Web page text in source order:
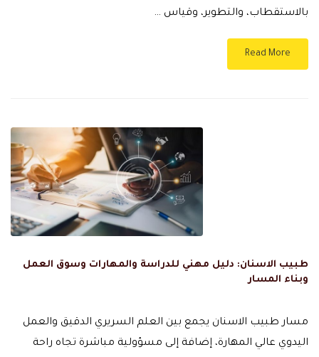
بالاستقطاب، والتطوير، وقياس …
Read More
طبيب الاسنان: دليل مهني للدراسة والمهارات وسوق العمل
وبناء المسار
مسار طبيب الاسنان يجمع بين العلم السريري الدقيق والعمل
اليدوي عالي المهارة، إضافة إلى مسؤولية مباشرة تجاه راحة